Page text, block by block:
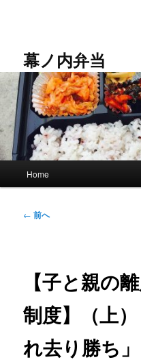
テ
ン
へ
移
動
幕ノ内弁当
Home
投
ョ
ン
← 前へ
【子と親の
制度】（上
れ去り勝ち